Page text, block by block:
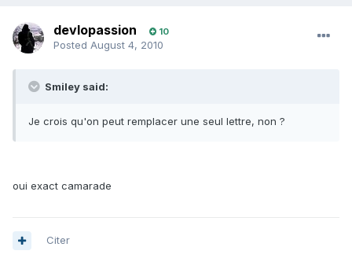
devlopassion 10
Posted August 4, 2010
Smiley said:
Je crois qu'on peut remplacer une seul lettre, non ?
oui exact camarade
Citer